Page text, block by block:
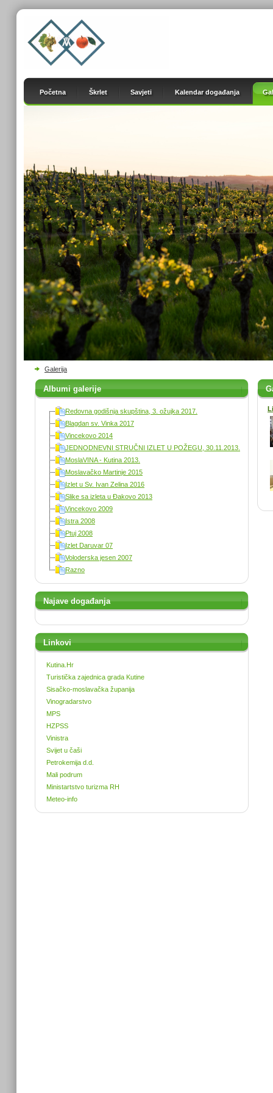
Početna Škrlet Savjeti Kalendar događanja
Galerija
Albumi galerije
Redovna godišnja skupština, 3. ožujka 2017.
Blagdan sv. Vinka 2017
Vincekovo 2014
JEDNODNEVNI STRUČNI IZLET U POŽEGU, 30.11.2013.
MoslaVINA - Kutina 2013.
Moslavačko Martinje 2015
Izlet u Sv. Ivan Zelina 2016
Slike sa izleta u Đakovo 2013
Vincekovo 2009
Istra 2008
Ptuj 2008
Izlet Daruvar 07
Voloderska jesen 2007
Razno
Najave događanja
Linkovi
Kutina.Hr
Turistička zajednica grada Kutine
Sisačko-moslavačka županija
Vinogradarstvo
MPS
HZPSS
Vinistra
Svijet u čaši
Petrokemija d.d.
Mali podrum
Ministartstvo turizma RH
Meteo-info